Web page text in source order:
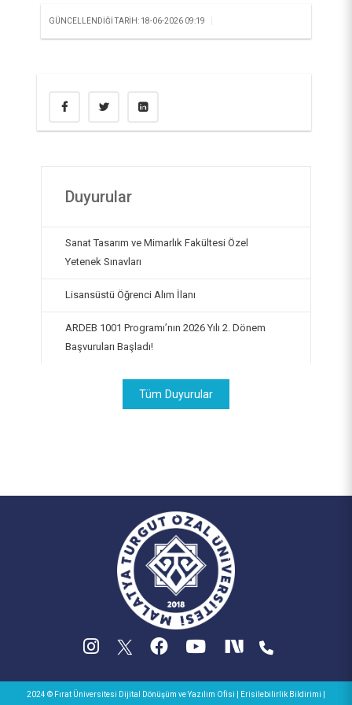
Mezunlar Ofisi Koordinatörlüğü
Türkçe Öğretim Uygulama ve Araştırma Merkezi
Psikolojik Danışma ve Rehberlik Uygulama ve
Uzaktan Eğitim Uygulama ve Araştırma Merkezi
Yapı İşleri ve Teknik Daire Başkanlığı
GÜNCELLENDIĞI TARIH: 18-06-2026 09:19
Duyurular
Sanat Tasarım ve Mimarlık Fakültesi Özel
Yetenek Sınavları
Lisansüstü Öğrenci Alım İlanı
ARDEB 1001 Programı’nın 2026 Yılı 2. Dönem
Başvuruları Başladı!
Tüm Duyurular
2024 © Fırat Üniversitesi Dijital Dönüşüm ve Yazılım Ofisi Erisilebilirlik Bildirimi